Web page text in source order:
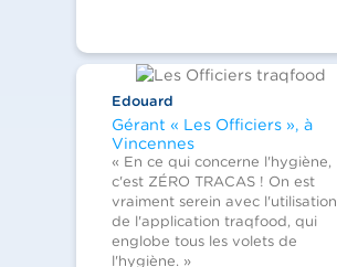
Edouard
Gérant « Les Officiers », à
Vincennes
« En ce qui concerne l'hygiène,
c'est ZÉRO TRACAS ! On est
vraiment serein avec l'utilisation
de l'application traqfood, qui
englobe tous les volets de
l'hygiène. »